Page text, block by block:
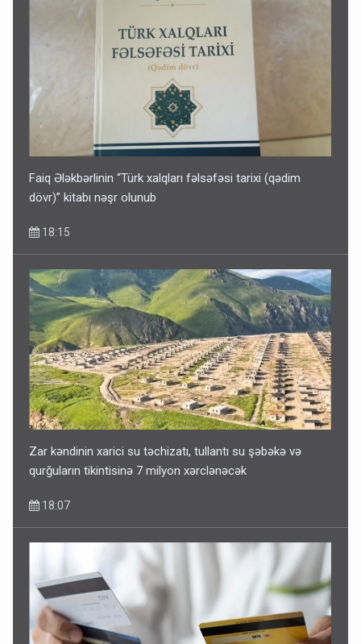
Kartdan karta istədiyiniz qədər köçürmə edə bilərsiniz -
VİDEO
Faiq Ələkbərlinin “Türk xalqları fəlsəfəsi tarixi (qədim
dövr)” kitabı nəşr olunub
18:15
Zar kəndinin xarici su təchizatı, tullantı su şəbəkə və
qurğuların tikintisinə 7 milyon xərclənəcək
18:07